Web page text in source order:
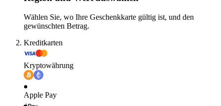
Wählen Sie, wo Ihre Geschenkkarte gültig ist, und den
gewünschten Betrag.
Kreditkarten
Kryptowährung
Apple Pay